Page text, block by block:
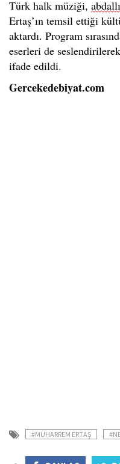
Türk halk müziği,
Ertaş’ın temsil ettiği
aktardı. Program
eserleri de
ifade edildi.
Gercekedebiyat.com
#MUHARREM ERTAŞ